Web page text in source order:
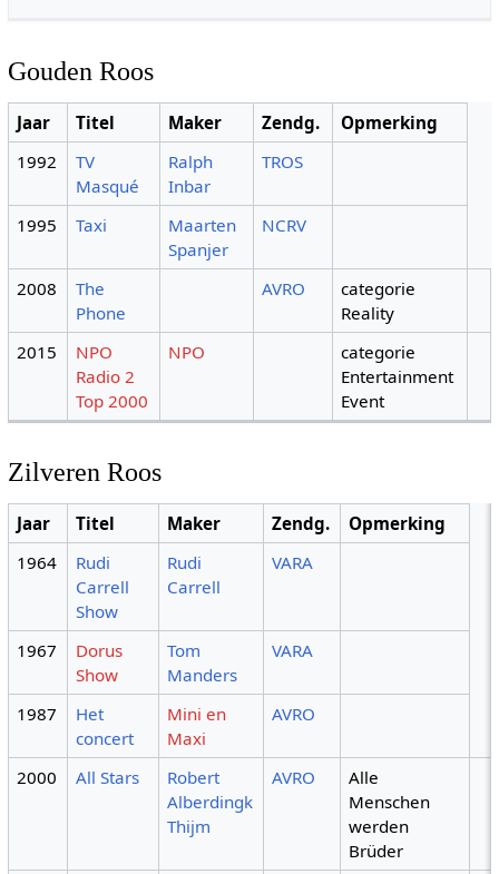
Gouden Roos
Jaar Titel Maker Zendg.
Opmerking
1992
TV
Masqué
Ralph
Inbar
TROS
1995 Taxi
Maarten
Spanjer
NCRV
2008
The
Phone
AVRO
categorie
Reality
2015
NPO
Radio 2
Top 2000
NPO
categorie
Entertainment
Event
Zilveren Roos
Jaar Titel Maker Zendg.
Opmerking
1964
Rudi
Carrell
Show
Rudi
Carrell
VARA
1967
Dorus
Show
Tom
Manders
VARA
1987
Het
concert
Mini en
Maxi
AVRO
2000 All Stars
Robert
Alberdingk
Thijm
AVRO
Alle
Menschen
werden
Brüder